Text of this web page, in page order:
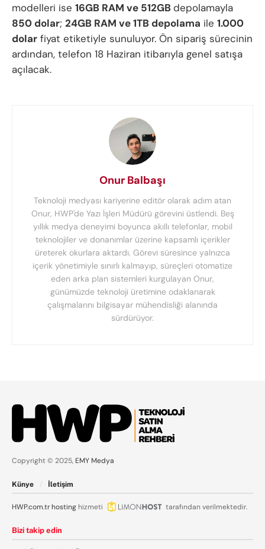
modelleri ise 16GB RAM ve 512GB depolamayla
850 dolar; 24GB RAM ve 1TB depolama ile 1.000
dolar fiyat etiketiyle sunuluyor. Ön sipariş sürecinin
ardından, telefon 18 Haziran itibarıyla genel satışa
açılacak.
Onur Balbaşı
Teknoloji medyası kariyerine editör olarak adım atan
Onur, HWP'de Yazı İşleri Müdürü görevini üstlendi. Beş
yıllık medya deneyimi boyunca akıllı telefonlar, mobil
teknolojiler ve donanımlar üzerine kapsamlı içerikler
üreterek okurlara aktardı. Görevi süresince yalnızca
içerik yönetimiyle sınırlı kalmayıp, süreçleri otomatize
eden arka plan sistemleri kurgulayan Onur,
günümüzde teknoloji üretimine odaklanarak
çalışmalarını bilgisayar mühendisliği alanında
sürdürüyor.
Copyright © 2025, EMY Medya
Künye İletişim
HWP.com.trhosting hizmeti tarafından verilmektedir.
Bizi takip edin